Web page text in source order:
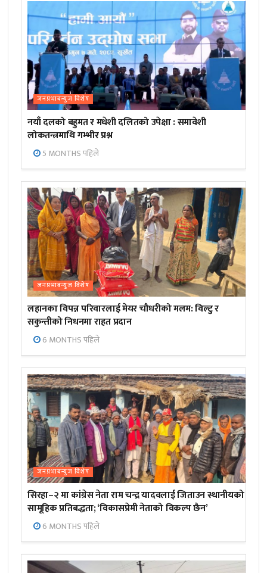
जनप्रभाबन्युज विशेष
नयाँ दलको बहुमत र मधेशी दलितको उपेक्षा : समावेशी
लोकतन्त्रमाथि गम्भीर प्रश्न
5 MONTHS पहिले
जनप्रभाबन्युज विशेष
लहानका विपन्न परिवारलाई मेयर चौधरीको मलम: विल्टु र
सकुन्तीको निधनमा राहत प्रदान
6 MONTHS पहिले
जनप्रभाबन्युज विशेष
सिरहा–२ मा कांग्रेस नेता राम चन्द्र यादवलाई जिताउन स्थानीयको
सामूहिक प्रतिबद्धता; ‘विकासप्रेमी नेताको विकल्प छैन’
6 MONTHS पहिले